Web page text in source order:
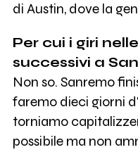
di Austin, dove la
Per cui i giri
successivi a
Non so. Sanremo
faremo dieci giorni
torniamo
possibile ma non